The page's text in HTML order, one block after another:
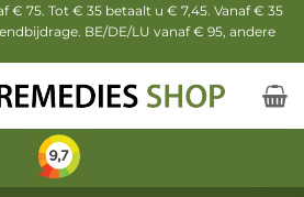
€ 75. Tot € 35 betaalt u € 7,45. Vanaf € 35
BE/DE/LU vanaf € 95, andere